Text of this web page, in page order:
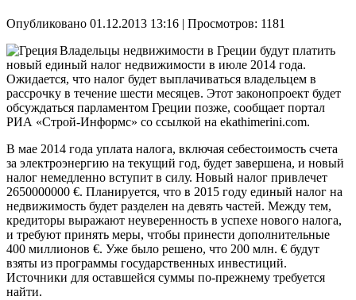
Опубликовано 01.12.2013 13:16 | Просмотров: 1181
Владельцы недвижимости в Греции будут платить
новый единый налог недвижимости в июле 2014 года.
Ожидается, что налог будет выплачиваться владельцем в
рассрочку в течение шести месяцев. Этот законопроект будет
обсуждаться парламентом Греции позже, сообщает портал
РИА «Строй-Информс» со ссылкой на ekathimerini.com.
В мае 2014 года уплата налога, включая себестоимость счета
за электроэнергию на текущий год, будет завершена, и новый
налог немедленно вступит в силу. Новый налог привлечет
2650000000 €. Планируется, что в 2015 году единый налог на
недвижимость будет разделен на девять частей. Между тем,
кредиторы выражают неуверенность в успехе нового налога,
и требуют принять меры, чтобы принести дополнительные
400 миллионов €. Уже было решено, что 200 млн. € будут
взяты из программы государственных инвестиций.
Источники для оставшейся суммы по-прежнему требуется
найти.